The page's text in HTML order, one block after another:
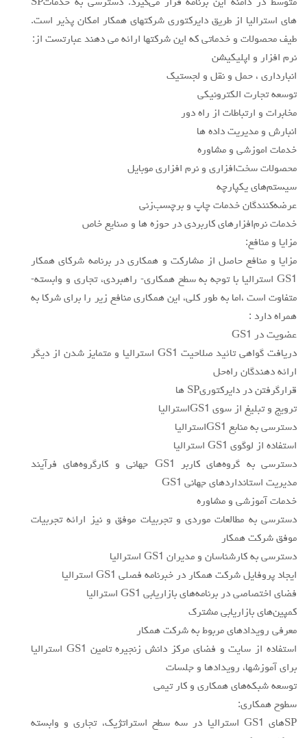
متوسط در دامنه اين برنامه قرار مي‌گيرد. دسترسي به خدماتSP
هاي استراليا از طريق دايركتوري شركتهاي همكار امكان پذير است.
طيف محصولات و خدماتي كه اين شركتها ارائه مي دهند عبارتست از:
نرم افزار و اپليكيشن
انبارداري ، حمل و نقل و لجستيك
توسعه تجارت الكترونيكي
مخابرات و ارتباطات از راه دور
انبارش و مديريت داده ها
خدمات اموزشي و مشاوره
محصولات سخت‌افزاري و نرم افزاري موبايل
سيستم‌هاي يكپارچه
عرضه‌كنندگان خدمات چاپ و برچسب‌زني
خدمات نرم‌افزارهاي كاربردي در حوزه ها و صنايع خاص
مزايا و منافع:
مزايا و منافع حاصل از مشاركت و همكاري در برنامه شركاي همكار
GS1 استراليا با توجه به سطح همكاري- راهبردي، تجاري و وابسته-
متفاوت است ،اما به طور كلي، اين همكاري منافع زير را براي شركا به
همراه دارد :
عضويت در GS1
دريافت گواهي تائيد صلاحيت GS1 استراليا و متمايز شدن از ديگر
ارائه دهندگان راه‌حل
قرارگرفتن در دايركتوريSP ها
ترويج و تبليغ از سوي GS1استراليا
دسترسي به منابع GS1استراليا
استفاده از لوگوي GS1 استراليا
دسترسي به گروه‌هاي كاربر GS1 جهاني و كارگروه‌هاي فرآيند
مديريت استانداردهاي جهاني GS1
خدمات آموزشي و مشاوره
دسترسي به مطالعات موردي و تجربيات موفق و نيز ارائه تجربيات
موفق شركت همكار
دسترسي به كارشناسان و مديران GS1 استراليا
ايجاد پروفايل شركت همكار در خبرنامه فصلي GS1 استراليا
فضاي اختصاصي در برنامه‌هاي بازاريابي GS1 استراليا
كمپين‌هاي بازاريابي مشترك
معرفي رويدادهاي مربوط به شركت همكار
استفاده از سايت و فضاي مركز دانش زنجيره تامين GS1 استراليا
براي آموزشها، رويدادها و جلسات
توسعه شبكه‌هاي همكاري و كار تيمي
سطوح همكاري:
SPهاي GS1 استراليا در سه سطح استراتژيك، تجاري و وابسته